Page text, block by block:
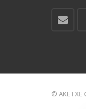
© AKETXE